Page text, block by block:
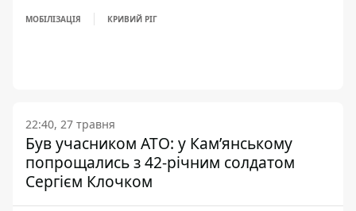
МОБІЛІЗАЦІЯ КРИВИЙ РІГ
22:40, 27 травня
Був учасником АТО: у Кам’янському
попрощались з 42-річним солдатом
Сергієм Клочком